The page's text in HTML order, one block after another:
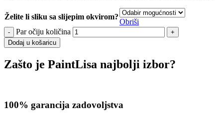
Želite li sliku sa slijepim okvirom?
Obriši
Par očiju količina
Dodaj u košaricu
Zašto je PaintLisa najbolji izbor?
100% garancija zadovoljstva